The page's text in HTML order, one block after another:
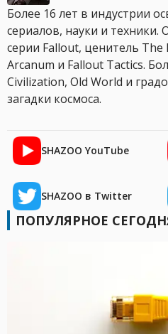
Более 16 лет в индустрии
сериалов, науки и техники.
серии Fallout, ценитель
Arcanum и Fallout Tactics.
Civilization, Old World и
загадки космоса.
SHAZOO YouTube
SHAZOO в Twitter
ПОПУЛЯРНОЕ